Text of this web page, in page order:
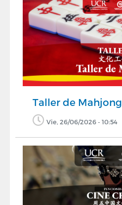
Taller de Mahjong
Vie, 26/06/2026 - 10:54